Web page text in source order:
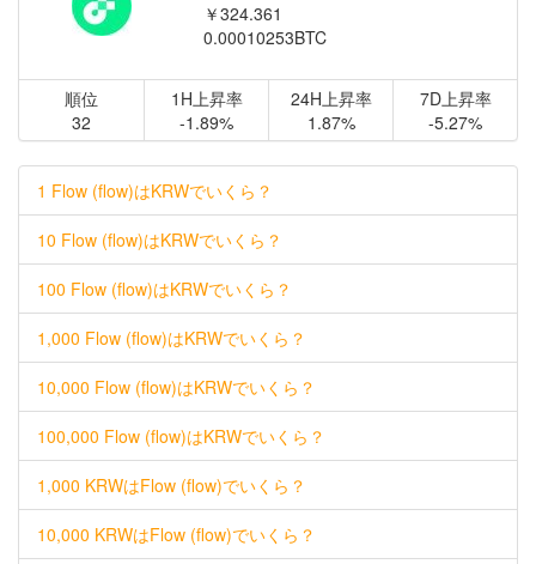
￥324.361
0.00010253BTC
順位
32
1H上昇率
-1.89%
24H上昇率
1.87%
7D上昇率
-5.27%
1 Flow (flow)はKRWでいくら？
10 Flow (flow)はKRWでいくら？
100 Flow (flow)はKRWでいくら？
1,000 Flow (flow)はKRWでいくら？
10,000 Flow (flow)はKRWでいくら？
100,000 Flow (flow)はKRWでいくら？
1,000 KRWはFlow (flow)でいくら？
10,000 KRWはFlow (flow)でいくら？